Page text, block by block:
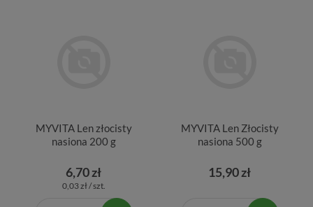
MYVITA Len złocisty
nasiona 200 g
6,70 zł
0,03 zł / szt.
MYVITA Len Złocisty
nasiona 500 g
15,90 zł